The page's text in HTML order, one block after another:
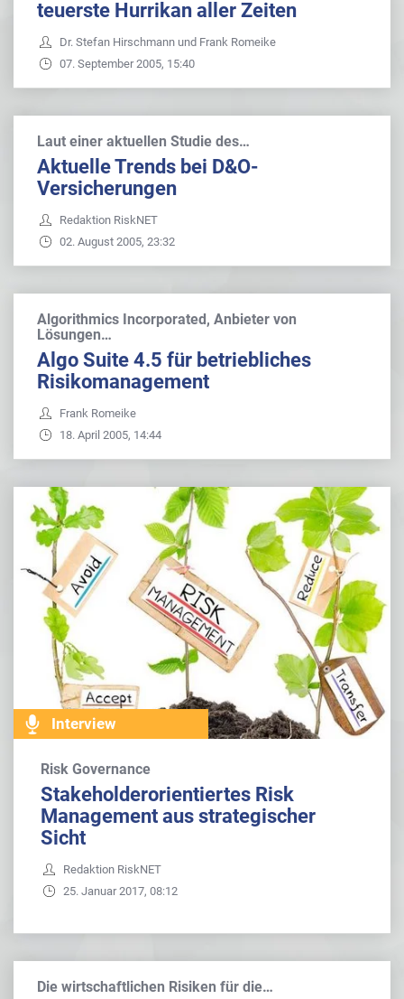
teuerste Hurrikan aller Zeiten
Dr. Stefan Hirschmann und Frank Romeike
07. September 2005, 15:40
Laut einer aktuellen Studie des…
Aktuelle Trends bei D&O-
Versicherungen
Redaktion RiskNET
02. August 2005, 23:32
Algorithmics Incorporated, Anbieter von
Lösungen…
Algo Suite 4.5 für betriebliches
Risikomanagement
Frank Romeike
18. April 2005, 14:44
Interview
Risk Governance
Stakeholderorientiertes Risk
Management aus strategischer
Sicht
Redaktion RiskNET
25. Januar 2017, 08:12
Die wirtschaftlichen Risiken für die…